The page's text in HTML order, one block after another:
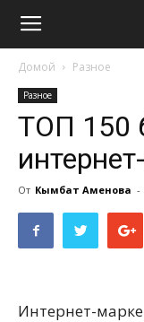
Домой Разное
Разное
ТОП 150
От Кымбат Аменова -
Интернет-